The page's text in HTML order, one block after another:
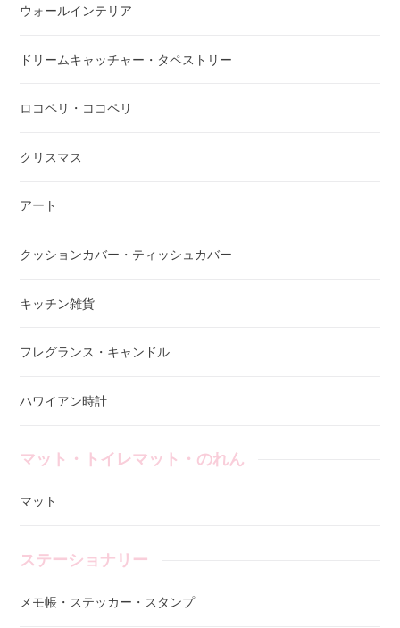
ウォールインテリア
ドリームキャッチャー・タペストリー
ロコペリ・ココペリ
クリスマス
アート
クッションカバー・ティッシュカバー
キッチン雑貨
フレグランス・キャンドル
ハワイアン時計
マット・トイレマット・のれん
マット
ステーショナリー
メモ帳・ステッカー・スタンプ